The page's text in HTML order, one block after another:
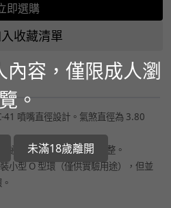
即選購
收藏清單
41 噴嘴直徑設計。氣煞直徑為 3.80
通過深入活塞內部進行調整。
小型 O 型環（僅供實驗用途），但並
內容，僅限成人瀏
覽。
未滿18歲離開